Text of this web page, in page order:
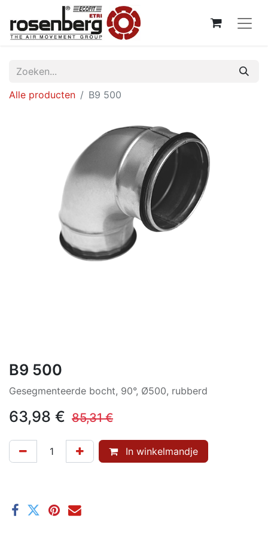
Alle producten B9 500
B9 500
Gesegmenteerde bocht, 90°, Ø500, rubberd
63,98 € 85,31€
In winkelmandje